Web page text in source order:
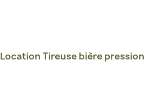
Location Tireuse bière pression